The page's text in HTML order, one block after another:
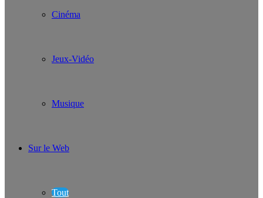
Cinéma
Jeux-Vidéo
Musique
Sur le Web
Tout